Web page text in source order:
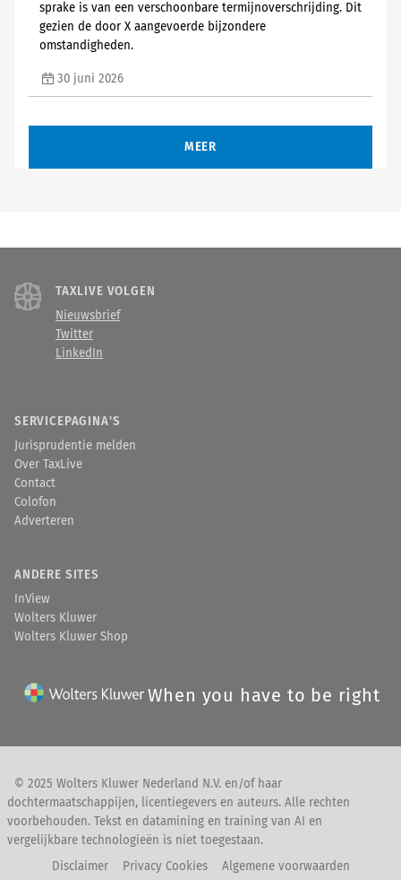
sprake is van een verschoonbare termijnoverschrijding. Dit
gezien de door X aangevoerde bijzondere
omstandigheden.
30 juni 2026
MEER
TAXLIVE VOLGEN
Nieuwsbrief
Twitter
LinkedIn
SERVICEPAGINA'S
Jurisprudentie melden
Over TaxLive
Contact
Colofon
Adverteren
ANDERE SITES
InView
Wolters Kluwer
Wolters Kluwer Shop
When you have to be right
© 2025 Wolters Kluwer Nederland N.V. en/of haar
dochtermaatschappijen, licentiegevers en auteurs. Alle rechten
voorbehouden. Tekst en datamining en training van AI en
vergelijkbare technologieën is niet toegestaan.
Disclaimer
Privacy Cookies Algemene voorwaarden